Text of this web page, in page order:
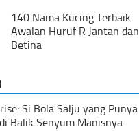
140 Nama Kucing Terbaik
Awalan Huruf R Jantan dan
Betina
Si Bola Salju yang Punya
Balik Senyum Manisnya